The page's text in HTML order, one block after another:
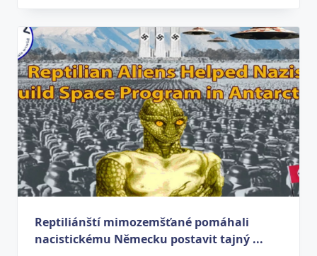
Reptiliánští mimozemšťané pomáhali
nacistickému Německu postavit tajný ...